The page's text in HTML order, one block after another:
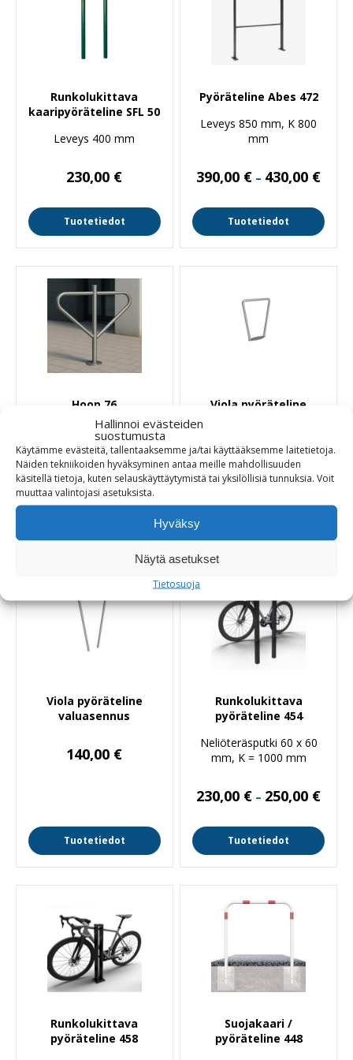
Hallinnoi evästeiden
suostumusta
Käytämme evästeitä, tallentaaksemme ja/tai käyttääksemme laitetietoja.
Näiden tekniikoiden hyväksyminen antaa meille mahdollisuuden
käsitellä tietoja, kuten selauskäyttäytymistä tai yksilöllisiä tunnuksia. Voit
muuttaa valintojasi asetuksista.
Hyväksy
Näytä asetukset
Tietosuoja
Runkolukittava
kaaripyöräteline SFL 50
Leveys 400 mm
230,00 €
Tuotetiedot
Pyöräteline Abes 472
Leveys 850 mm, K 800
mm
390,00 € – 430,00 €
Tuotetiedot
Hoop 76
Runkolukittava
pyöräteline
240,00€ – 290,00€Hintaluokka:
240,00 €
Viola pyöräteline
260,00€
Viola pyöräteline
valuasennus
140,00 €
Tuotetiedot
Runkolukittava
pyöräteline 454
Neliöteräsputki 60 x 60
mm, K = 1000 mm
230,00 € – 250,00 €
Tuotetiedot
Runkolukittava
pyöräteline 458
Suojakaari /
pyöräteline 448